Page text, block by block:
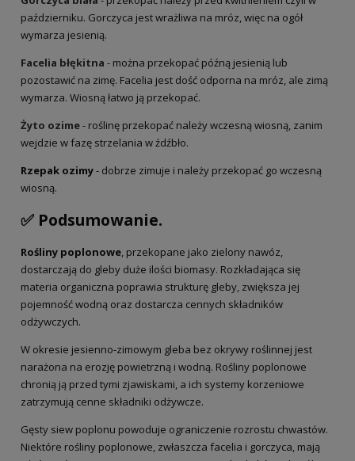
październiku. Gorczyca jest wrażliwa na mróz, więc na ogół
wymarza jesienią.
Facelia błękitna - można przekopać późną jesienią lub
pozostawić na zimę. Facelia jest dość odporna na mróz, ale zimą
wymarza. Wiosną łatwo ją przekopać.
Żyto ozime- roślinę przekopać należy wczesną wiosną, zanim
wejdzie w fazę strzelania w źdźbło.
Rzepak ozimy- dobrze zimuje i należy przekopać go wczesną
wiosną.
✅ Podsumowanie.
Rośliny poplonowe, przekopane jako zielony nawóz,
dostarczają do gleby duże ilości biomasy. Rozkładająca się
materia organiczna poprawia strukturę gleby, zwiększa jej
pojemność wodną oraz dostarcza cennych składników
odżywczych.
W okresie jesienno-zimowym gleba bez okrywy roślinnej jest
narażona na erozję powietrzną i wodną. Rośliny poplonowe
chronią ją przed tymi zjawiskami, a ich systemy korzeniowe
zatrzymują cenne składniki odżywcze.
Gęsty siew poplonu powoduje ograniczenie rozrostu chwastów.
Niektóre rośliny poplonowe, zwłaszcza facelia i gorczyca, mają